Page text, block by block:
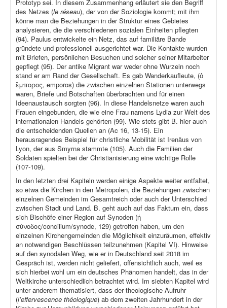
Prototyp sei. In diesem Zusammenhang erläutert sie den Begriff
des Netzes (le réseau), der von der Soziologie kommt; mit ihm
könne man die Beziehungen in der Struktur eines Gebietes
analysieren, die die verschiedenen sozialen Einheiten pflegten
(94). Paulus entwickelte ein Netz, das auf familiäre Bande
gründete und professionell ausgerichtet war. Die Kontakte wurden
mit Briefen, persönlichen Besuchen und solcher seiner Mitarbeiter
gepflegt (95). Der antike Migrant war weder ohne Wurzeln noch
stand er am Rand der Gesellschaft. Es gab Wanderkaufleute, (ὁ
ἔμπορος, emporos) die zwischen einzelnen Stationen unterwegs
waren, Briefe und Botschaften überbrachten und für einen
Ideenaustausch sorgten (96). In diese Handelsnetze waren auch
Frauen eingebunden, die wie eine Frau namens Lydia zur Welt des
internationalen Handels gehörten (99). Wie stets gibt B. hier auch
die entscheidenden Quellen an (Ac 16, 13-15). Ein
herausragendes Beispiel für christliche Mobilität ist Irenäus von
Lyon, der aus Smyrna stammte (105). Auch die Familien der
Soldaten spielten bei der Christianisierung eine wichtige Rolle
(107-109).
In den letzten drei Kapiteln werden einige Aspekte weiter entfaltet,
so etwa die Kirchen in den Metropolen, die Beziehungen zwischen
einzelnen Gemeinden im Gesamtreich oder auch der Unterschied
zwischen Stadt und Land. B. geht auch auf das Faktum ein, dass
sich Bischöfe einer Region auf Synoden (ἡ
σύνοδος/concilium/synode, 129) getroffen haben, um den
einzelnen Kirchengemeinden die Möglichkeit einzuräumen, effektiv
an notwendigen Beschlüssen teilzunehmen (Kapitel VI). Hinweise
auf den synodalen Weg, wie er in Deutschland seit 2018 im
Gespräch ist, werden nicht geliefert, offensichtlich auch, weil es
sich hierbei wohl um ein deutsches Phänomen handelt, das in der
Weltkirche unterschiedlich betrachtet wird. Im siebten Kapitel wird
unter anderem thematisiert, dass der theologische Aufruhr
(l’effervescence théologique) ab dem zweiten Jahrhundert in der